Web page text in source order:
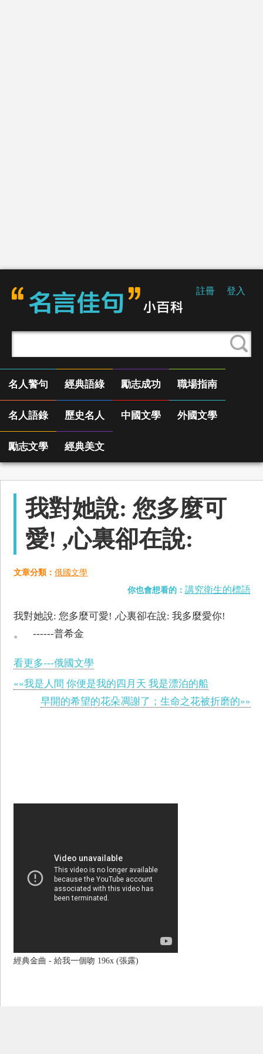
註冊 登入
名人警句 經典語綠 勵志成功 職場指南
名人語錄 歷史名人 中國文學 外國文學
勵志文學 經典美文
我對她說: 您多麼可
愛! ,心裏卻在說:
文章分類：俄國文學
你也會想看的： 講究衛生的標語
我對她說: 您多麼可愛! ,心裏卻在說: 我多麼愛你!
。 ------普希金
看更多---俄國文學
««我是人間 你便是我的四月天 我是漂泊的船
早開的希望的花朵凋謝了；生命之花被折磨的»»
經典金曲 - 給我一個吻 196x (張露)